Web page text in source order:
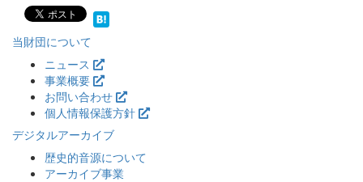
当財団について
ニュース
事業概要
お問い合わせ
個人情報保護方針
デジタルアーカイブ
歴史的音源について
アーカイブ事業